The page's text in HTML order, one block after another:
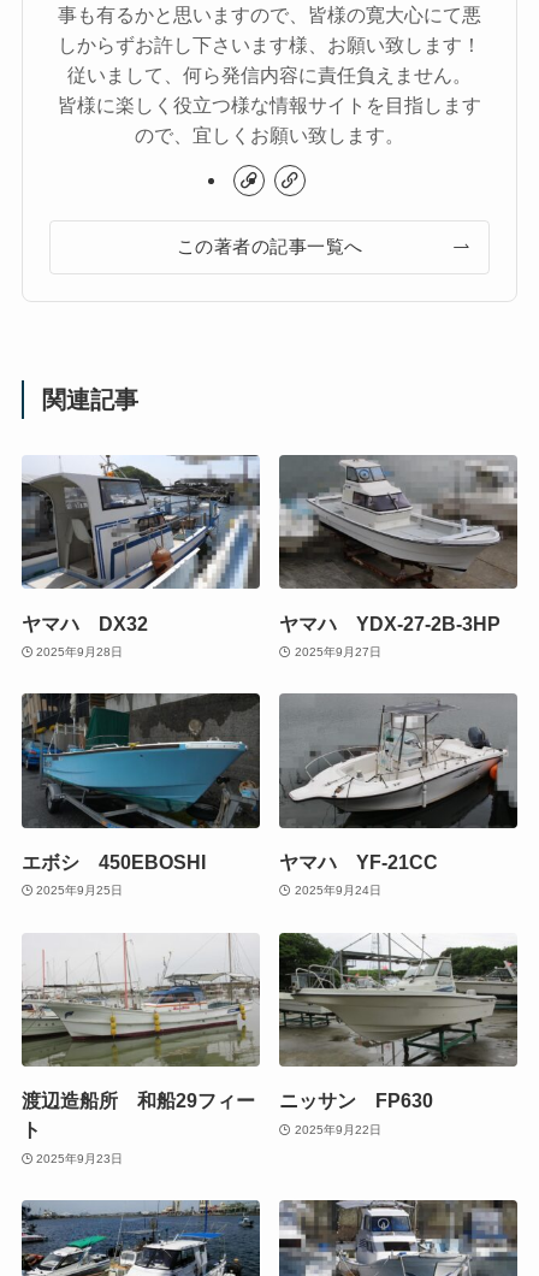
事も有るかと思いますので、皆様の寛大心にて悪
しからずお許し下さいます様、お願い致します！
従いまして、何ら発信内容に責任負えません。
皆様に楽しく役立つ様な情報サイトを目指します
ので、宜しくお願い致します。
この著者の記事一覧へ
関連記事
ヤマハ DX32
2025年9月28日
ヤマハ YDX-27-2B-3HP
2025年9月27日
エボシ 450EBOSHI
2025年9月25日
ヤマハ YF-21CC
2025年9月24日
渡辺造船所 和船29フィー
ト
2025年9月23日
ニッサン FP630
2025年9月22日